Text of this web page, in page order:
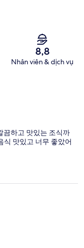
8,8
Nhân viên & dịch vụ
끔하고 맛있는 조식까
식 맛있고 너무 좋았어